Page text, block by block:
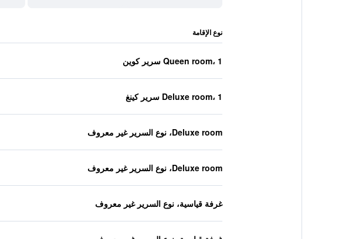
نوع الإقامة
Queen room، 1 سرير كوين
Deluxe room، 1 سرير كينغ
Deluxe room، نوع السرير غير معروف
Deluxe room، نوع السرير غير معروف
غرفة قياسية، نوع السرير غير معروف